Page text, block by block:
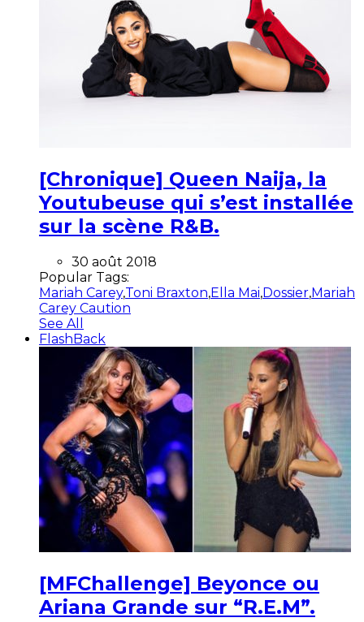
[Chronique] Queen Naija, la
Youtubeuse qui s’est installée
sur la scène R&B.
30 août 2018
Popular Tags:
Mariah Carey,Toni Braxton,Ella Mai,Dossier,Mariah
Carey Caution
See All
FlashBack
[MFChallenge] Beyonce ou
Ariana Grande sur “R.E.M”.